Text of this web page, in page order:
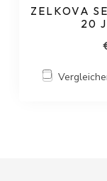
ZELKOVA
20